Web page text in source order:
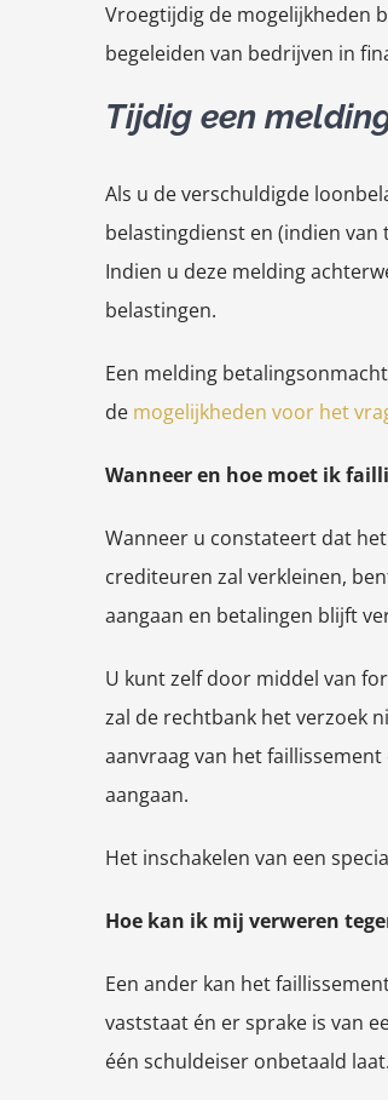
Vroegtijdig de mogelijkheden
begeleiden van bedrijven in
Tijdig een
Als u de verschuldigde
belastingdienst en (indien
Indien u deze melding
belastingen.
Een melding
de mogelijkheden voor het
Wanneer en hoe moet ik
Wanneer u constateert dat
crediteuren zal verkleinen,
aangaan en betalingen blijft
U kunt zelf door middel van
zal de rechtbank het verzoek
aanvraag van het
aangaan.
Het inschakelen van een
Hoe kan ik mij verweren
Een ander kan het
vaststaat én er sprake is van
één schuldeiser onbetaald laat.